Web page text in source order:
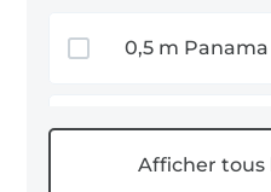
0,5 m Panama